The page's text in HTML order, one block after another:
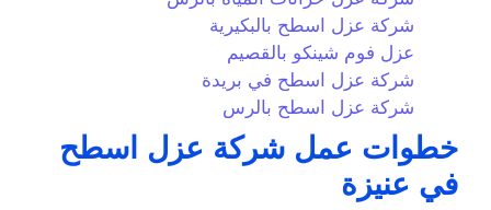
شركة عزل اسطح بالبكيرية
عزل فوم شينكو بالقصيم
شركة عزل اسطح في بريدة
شركة عزل اسطح بالرس
خطوات عمل شركة عزل اسطح
في عنيزة